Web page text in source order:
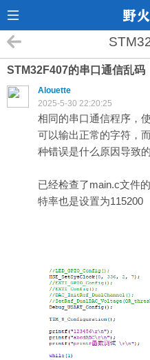
STM32F407的串口通信乱码
Alouette
2025-5-30 22:20:25
相同的串口通信程序，
可以输出正常的字符，
种错误是什么原因导致
已经检查了main.c文件
特率也是设置为115200